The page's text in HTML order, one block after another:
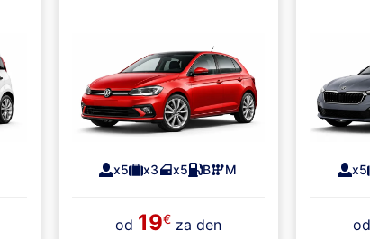
x5 x3 x5 B M
od 19€za den
x5